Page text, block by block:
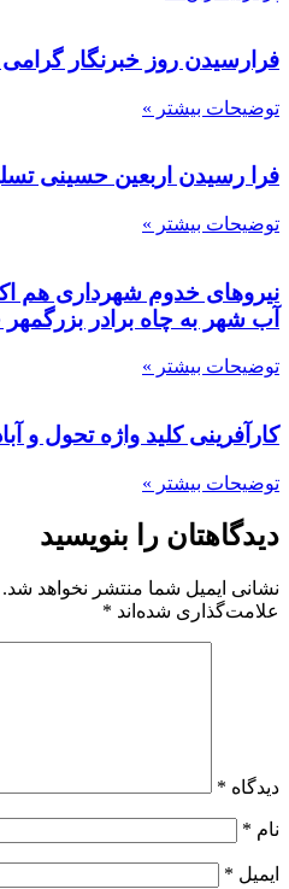
فرارسیدن روز خبرنگار گرامی
توضیحات بیشتر »
فرا رسیدن اربعین حسینی
توضیحات بیشتر »
نیروهای خدوم شهرداری هم
آب شهر به چاه برادر
توضیحات بیشتر »
کارآفرینی کلید واژه تحول و
توضیحات بیشتر »
دیدگاهتان را بنویسید
نشانی ایمیل شما منتشر نخواهد شد.
علامت‌گذاری شده‌اند *
دیدگاه *
نام *
ایمیل *